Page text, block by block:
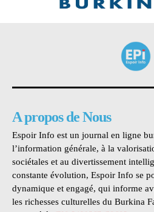
A propos de Nous
Espoir Info est un journal en ligne
l’information générale, à la
sociétales et au divertissement
constante évolution, Espoir Info se
dynamique et engagé, qui informe
les richesses culturelles du Burkina